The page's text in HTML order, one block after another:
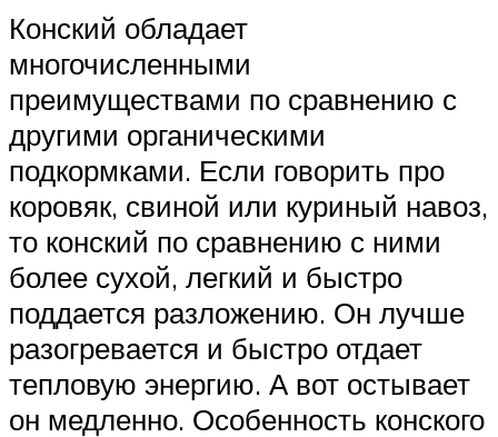
Конский обладает
многочисленными
преимуществами по сравнению с
другими органическими
подкормками. Если говорить про
коровяк, свиной или куриный навоз,
то конский по сравнению с ними
более сухой, легкий и быстро
поддается разложению. Он лучше
разогревается и быстро отдает
тепловую энергию. А вот остывает
он медленно. Особенность конского